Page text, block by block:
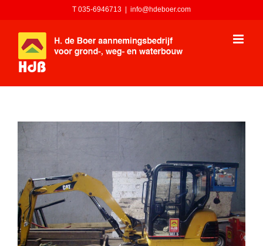
inhoud
T 035-6946713 info@hdeboer.com